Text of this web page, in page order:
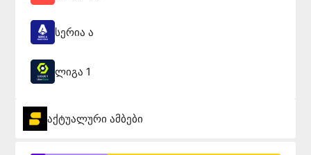
სერია ა
ლიგა 1
აქტუალური ამბები